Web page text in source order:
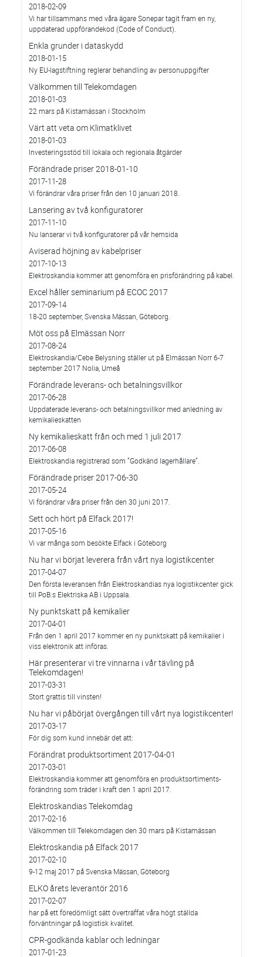
2018-02-09
Vi har tillsammans med våra ägare Sonepar tagit fram en ny,
uppdaterad uppförandekod (Code of Conduct).
Enkla grunder i dataskydd
2018-01-15
Ny EU-lagstiftning reglerar behandling av personuppgifter
Välkommen till Telekomdagen
2018-01-03
22 mars på Kistamässan i Stockholm
Värt att veta om Klimatklivet
2018-01-03
Investeringsstöd till lokala och regionala åtgärder
Förändrade priser 2018-01-10
2017-11-28
Vi förändrar våra priser från den 10 januari 2018.
Lansering av två konfiguratorer
2017-11-10
Nu lanserar vi två konfiguratorer på vår hemsida
Aviserad höjning av kabelpriser
2017-10-13
Elektroskandia kommer att genomföra en prisförändring på kabel.
Excel håller seminarium på ECOC 2017
2017-09-14
18-20 september, Svenska Mässan, Göteborg.
Möt oss på Elmässan Norr
2017-08-24
Elektroskandia/Cebe Belysning ställer ut på Elmässan Norr 6-7
september 2017 Nolia, Umeå
Förändrade leverans- och betalningsvillkor
2017-06-28
Uppdaterade leverans- och betalningsvillkor med anledning av
kemikalieskatten
Ny kemikalieskatt från och med 1 juli 2017
2017-06-08
Elektroskandia registrerad som ”Godkänd lagerhållare”.
Förändrade priser 2017-06-30
2017-05-24
Vi förändrar våra priser från den 30 juni 2017.
Sett och hört på Elfack 2017!
2017-05-16
Vi var många som besökte Elfack i Göteborg
Nu har vi börjat leverera från vårt nya logistikcenter
2017-04-07
Den första leveransen från Elektroskandias nya logistikcenter gick
till PoB:s Elektriska AB i Uppsala.
Ny punktskatt på kemikalier
2017-04-01
Från den 1 april 2017 kommer en ny punktskatt på kemikalier i
viss elektronik att införas.
Här presenterar vi tre vinnarna i vår tävling på
Telekomdagen!
2017-03-31
Stort grattis till vinsten!
Nu har vi påbörjat övergången till vårt nya logistikcenter!
2017-03-17
För dig som kund innebär det att:
Förändrat produktsortiment 2017-04-01
2017-03-01
Elektroskandia kommer att genomföra en produktsortiments-
förändring som träder i kraft den 1 april 2017.
Elektroskandias Telekomdag
2017-02-16
Välkommen till Telekomdagen den 30 mars på Kistamässan
Elektroskandia på Elfack 2017
2017-02-10
9-12 maj 2017 på Svenska Mässan, Göteborg
ELKO årets leverantör 2016
2017-02-07
har på ett föredömligt sätt överträffat våra högt ställda
förväntningar på logistisk kvalitet.
CPR-godkända kablar och ledningar
2017-01-23